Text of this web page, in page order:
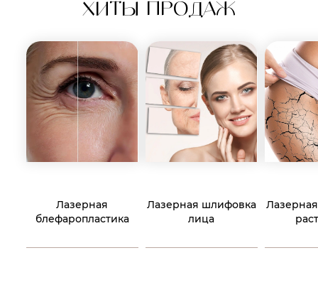
ХИТЫ ПРОДАЖ
Лазерная
блефаропластика
Лазерная шлифовка
лица